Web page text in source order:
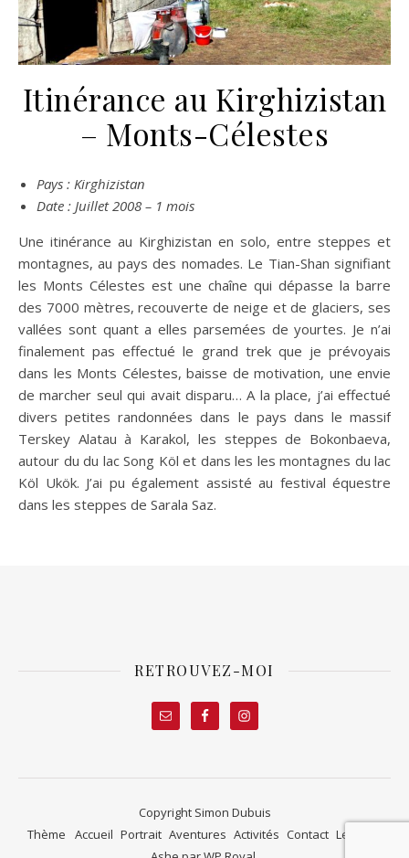
Itinérance au Kirghizistan
– Monts-Célestes
Pays : Kirghizistan
Date : Juillet 2008 – 1 mois
Une itinérance au Kirghizistan en solo, entre steppes et
montagnes, au pays des nomades. Le Tian-Shan signifiant
les Monts Célestes est une chaîne qui dépasse la barre
des 7000 mètres, recouverte de neige et de glaciers, ses
vallées sont quant a elles parsemées de yourtes. Je n’ai
finalement pas effectué le grand trek que je prévoyais
dans les Monts Célestes, baisse de motivation, une envie
de marcher seul qui avait disparu… A la place, j’ai effectué
divers petites randonnées dans le pays dans le massif
Terskey Alatau à Karakol, les steppes de Bokonbaeva,
autour du du lac Song Köl et dans les les montagnes du lac
Köl Ukök. J’ai pu également assisté au festival équestre
dans les steppes de Sarala Saz.
RETROUVEZ-MOI
Copyright Simon Dubuis
Accueil Portrait Aventures Activités Contact Le blog
Thème